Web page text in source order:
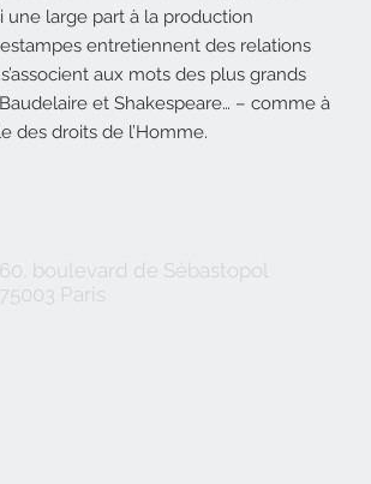
une large part à la production
entretiennent des relations
aux mots des plus grands
et Shakespeare… – comme à
des droits de l’Homme.
60, boulevard de Sébastopol
75003 Paris